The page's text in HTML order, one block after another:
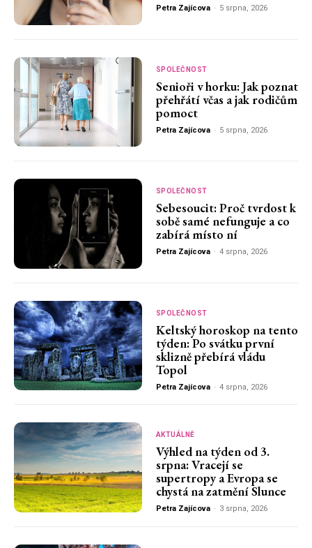
Petra Zajícova - 5 srpna, 2026
SPOLEČNOST
Senioři v horku: Jak poznat
přehřátí včas a jak rodičům
pomoct
Petra Zajícova - 5 srpna, 2026
SPOLEČNOST
Sebesoucit: Proč tvrdost k
sobě samé nefunguje a co
zabírá místo ní
Petra Zajícova - 4 srpna, 2026
SPOLEČNOST
Keltský horoskop na tento
týden: Po svátku první
sklizně přebírá vládu
Topol
Petra Zajícova - 4 srpna, 2026
AKTUÁLNĚ
Výhled na týden od 3.
srpna: Vracejí se
supertropy a Evropa se
chystá na zatmění Slunce
Petra Zajícova - 3 srpna, 2026